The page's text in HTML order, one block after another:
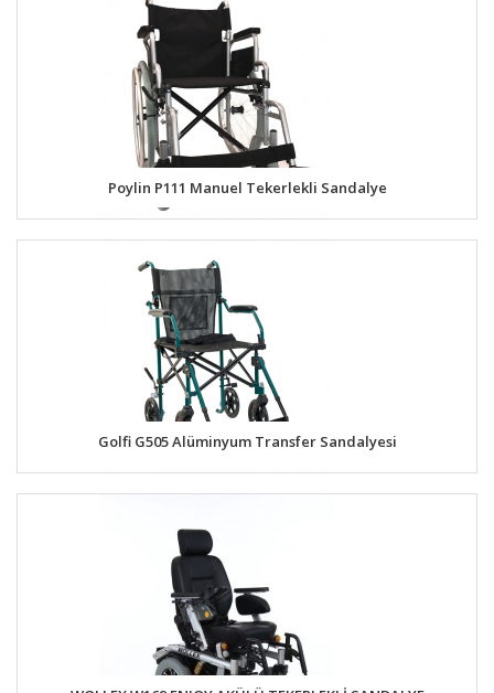
Poylin P111 Manuel Tekerlekli Sandalye
Golfi G505 Alüminyum Transfer Sandalyesi